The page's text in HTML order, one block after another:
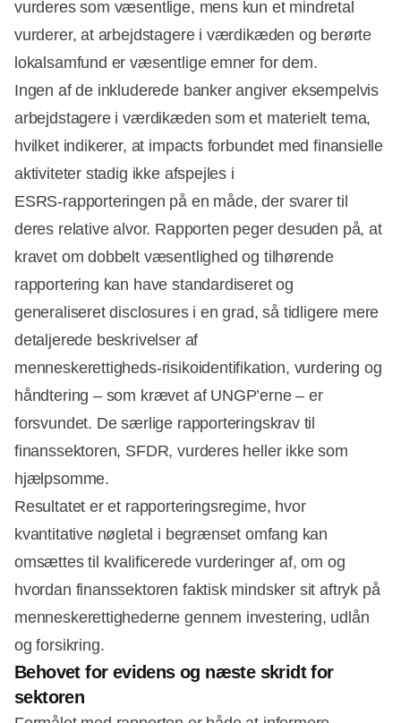
vurderes som væsentlige, mens kun et mindretal
vurderer, at arbejdstagere i værdikæden og berørte
lokalsamfund er væsentlige emner for dem.
Ingen af de inkluderede banker angiver eksempelvis
arbejdstagere i værdikæden som et materielt tema,
hvilket indikerer, at impacts forbundet med finansielle
aktiviteter stadig ikke afspejles i
ESRS‑rapporteringen på en måde, der svarer til
deres relative alvor. Rapporten peger desuden på, at
kravet om dobbelt væsentlighed og tilhørende
rapportering kan have standardiseret og
generaliseret disclosures i en grad, så tidligere mere
detaljerede beskrivelser af
menneskerettigheds‑risikoidentifikation, vurdering og
håndtering – som krævet af UNGP’erne – er
forsvundet. De særlige rapporteringskrav til
finanssektoren, SFDR, vurderes heller ikke som
hjælpsomme.
Resultatet er et rapporteringsregime, hvor
kvantitative nøgletal i begrænset omfang kan
omsættes til kvalificerede vurderinger af, om og
hvordan finanssektoren faktisk mindsker sit aftryk på
menneskerettighederne gennem investering, udlån
og forsikring.
Behovet for evidens og næste skridt for
sektoren